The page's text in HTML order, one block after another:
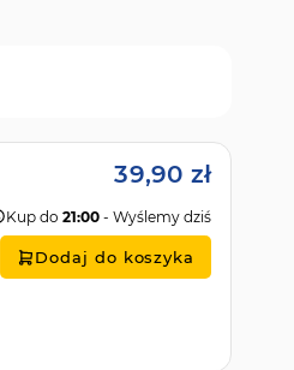
39,90 zł
Kup do 21:00 - Wyślemy dziś
Dodaj do koszyka